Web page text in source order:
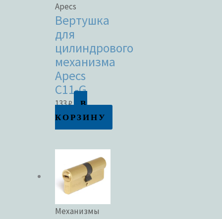
Apecs
Вертушка
для
цилиндрового
механизма
Apecs
C11-G
133₽
В
КОРЗИНУ
Механизмы